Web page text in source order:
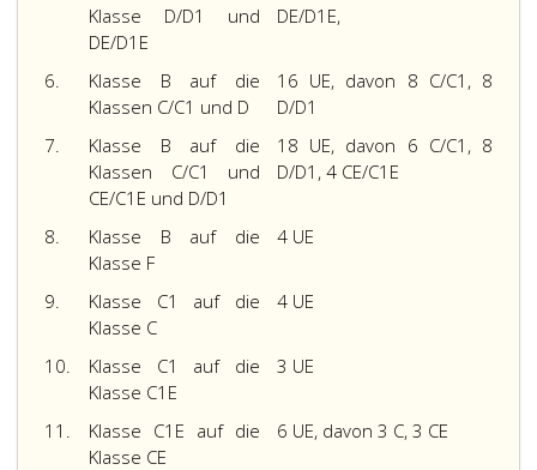
zusätzlich
einer
Vollausbildung
der
Fahrschule
absolviert
werden.
Bei
Ausbildung
mit
Kraftwagen
darf
ein
Fahrlehrer
gleichzeitig
und
genannten
verkürzt
werden,
sofern
a
(3 UE)
Klasse
B
Die
Klasse D/D1 und
DE/D1E
DE/D1E,
6.
Klasse B auf die
Klassen C/C1 und D
16 UE, davon 8 C/C1, 8
D/D1
7.
Klasse B auf die
Klassen C/C1 und
CE/C1E und D/D1
18 UE, davon 6 C/C1, 8
D/D1, 4 CE/C1E
8.
Klasse B auf die
Klasse F
4 UE
9.
Klasse C1 auf die
Klasse C
4 UE
10.
Klasse C1 auf die
Klasse C1E
3 UE
11.
Klasse C1E auf die
Klasse CE
6 UE, davon 3 C, 3 CE